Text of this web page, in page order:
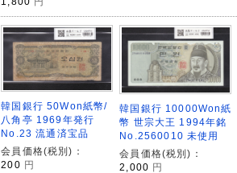
韓国銀行 50Won紙幣/
八角亭 1969年発行
No.23 流通済宝品
会員価格(税別)：
200 円
韓国銀行 10000Won紙
幣 世宗大王 1994年銘
No.2560010 未使用
会員価格(税別)：
2,000 円